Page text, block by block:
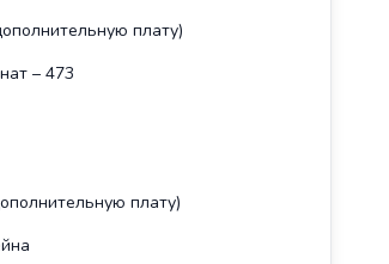
плату)
– 473
плату)